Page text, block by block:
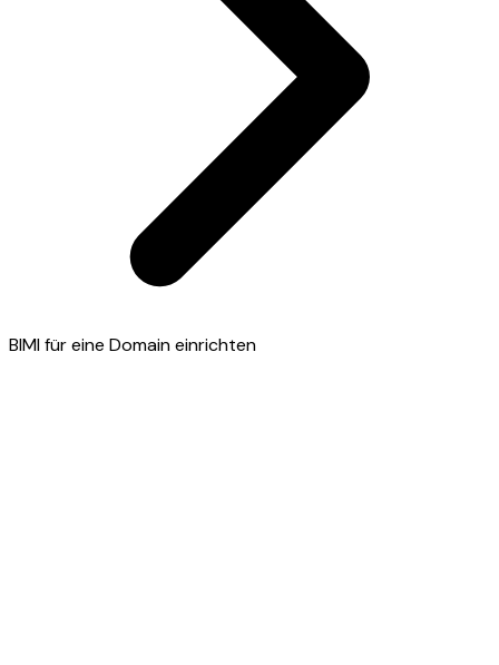
BIMI für eine Domain einrichten